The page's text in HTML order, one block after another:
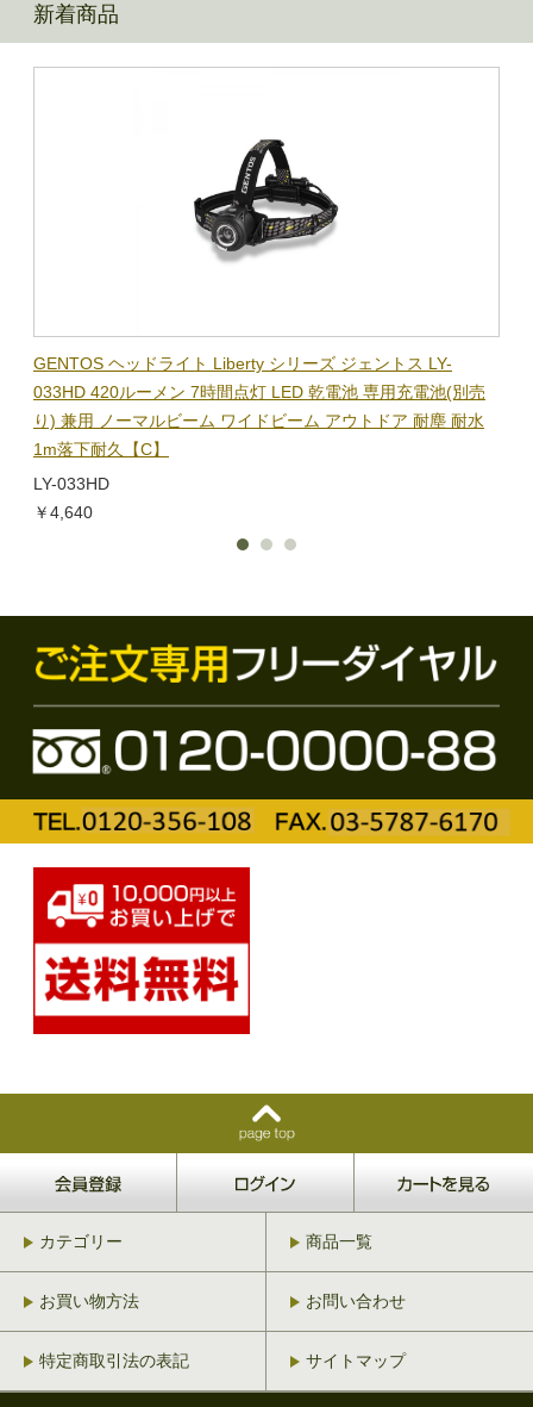
新着商品
GENTOS ヘッドライト Liberty シリーズ ジェントス LY-
033HD 420ルーメン 7時間点灯 LED 乾電池 専用充電池(別売
り) 兼用 ノーマルビーム ワイドビーム アウトドア 耐塵 耐水
1m落下耐久【C】
LY-033HD
￥4,640
カテゴリー 商品一覧
お買い物方法 お問い合わせ
特定商取引法の表記 サイトマップ